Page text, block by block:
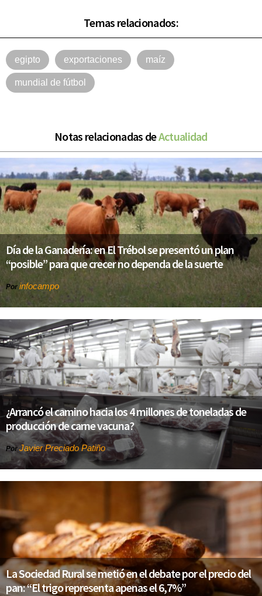
Temas relacionados:
egipto exportaciones maíz
mundial de fútbol
Notas relacionadas deActualidad
Día de la Ganadería: en El Trébol se presentó un plan
“posible” para que crecer no dependa de la suerte
Por infocampo
¿Arrancó el camino hacia los 4 millones de toneladas de
producción de carne vacuna?
Por Javier Preciado Patiño
La Sociedad Rural se metió en el debate por el precio del
pan: “El trigo representa apenas el 6,7%”